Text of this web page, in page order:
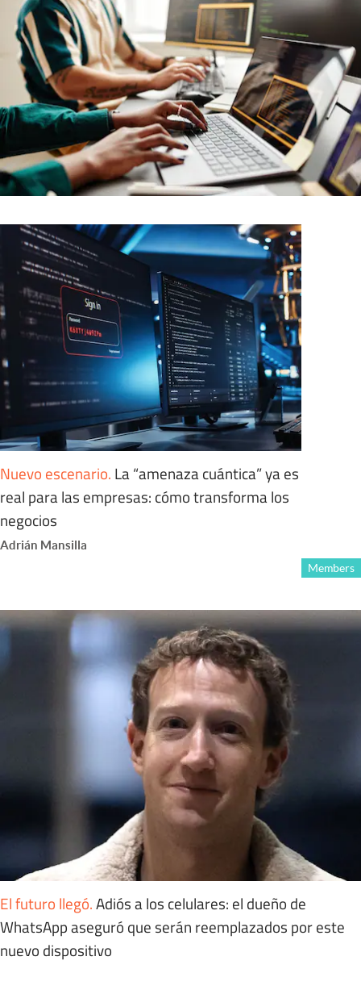
Nuevo escenario. La “amenaza cuántica” ya es
real para las empresas: cómo transforma los
negocios
Adrián Mansilla
Members
El futuro llegó.Adiós a los celulares: el dueño de
WhatsApp aseguró que serán reemplazados por este
nuevo dispositivo